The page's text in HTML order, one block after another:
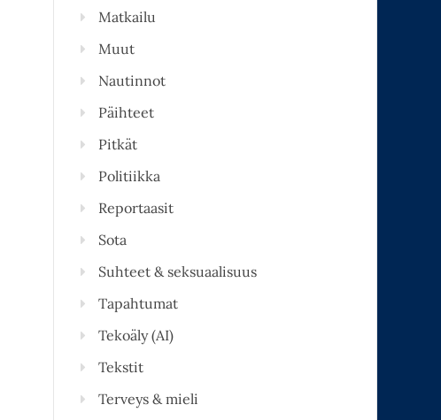
Matkailu
Muut
Nautinnot
Päihteet
Pitkät
Politiikka
Reportaasit
Sota
Suhteet & seksuaalisuus
Tapahtumat
Tekoäly (AI)
Tekstit
Terveys & mieli